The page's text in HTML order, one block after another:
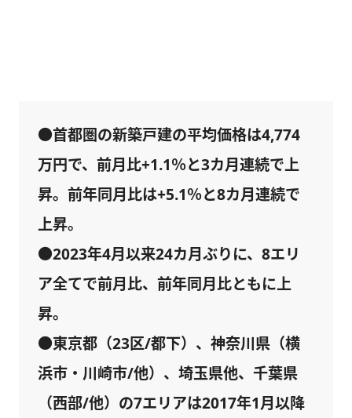
●首都圏の新築戸建の平均価格は4,774
万円で、前月比+1.1％と3カ月連続で上
昇。前年同月比は+5.1％と8カ月連続で
上昇。
●2023年4月以来24カ月ぶりに、8エリ
ア全てで前月比、前年同月比ともに上
昇。
●東京都（23区/都下）、神奈川県（横
浜市・川崎市/他）、埼玉県他、千葉県
（西部/他）の7エリアは2017年1月以降